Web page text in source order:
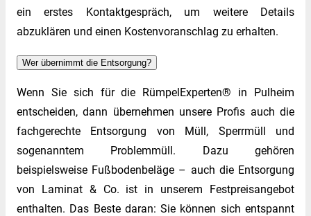
ein erstes Kontaktgespräch, um weitere Details
abzuklären und einen Kostenvoranschlag zu erhalten.
Wer übernimmt die Entsorgung?
Wenn Sie sich für die RümpelExperten® in Pulheim
entscheiden, dann übernehmen unsere Profis auch die
fachgerechte Entsorgung von Müll, Sperrmüll und
sogenanntem Problemmüll. Dazu gehören
beispielsweise Fußbodenbeläge – auch die Entsorgung
von Laminat & Co. ist in unserem Festpreisangebot
enthalten. Das Beste daran: Sie können sich entspannt